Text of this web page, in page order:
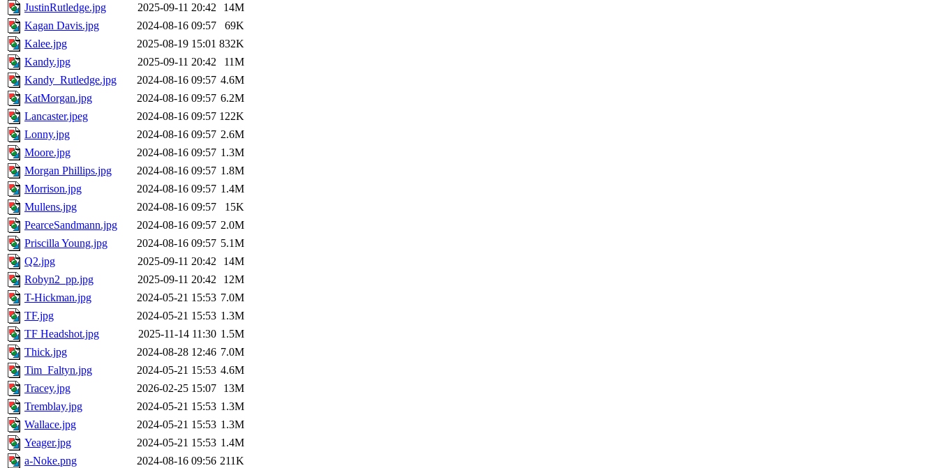
JustinRutledge.jpg
2025-09-11 20:42
14M
Kagan Davis.jpg
2024-08-16 09:57
69K
Kalee.jpg
2025-08-19 15:01 832K
Kandy.jpg
2025-09-11 20:42
11M
Kandy_Rutledge.jpg
2024-08-16 09:57 4.6M
KatMorgan.jpg
2024-08-16 09:57 6.2M
Lancaster.jpeg
2024-08-16 09:57 122K
Lonny.jpg
2024-08-16 09:57 2.6M
Moore.jpg
2024-08-16 09:57 1.3M
Morgan Phillips.jpg
2024-08-16 09:57 1.8M
Morrison.jpg
2024-08-16 09:57 1.4M
Mullens.jpg
2024-08-16 09:57
15K
PearceSandmann.jpg
2024-08-16 09:57 2.0M
Priscilla Young.jpg
2024-08-16 09:57 5.1M
Q2.jpg
2025-09-11 20:42
14M
Robyn2_pp.jpg
2025-09-11 20:42
12M
T-Hickman.jpg
2024-05-21 15:53 7.0M
TF.jpg
2024-05-21 15:53 1.3M
TF Headshot.jpg
2025-11-14 11:30 1.5M
Thick.jpg
2024-08-28 12:46 7.0M
Tim_Faltyn.jpg
2024-05-21 15:53 4.6M
Tracey.jpg
2026-02-25 15:07
13M
Tremblay.jpg
2024-05-21 15:53 1.3M
Wallace.jpg
2024-05-21 15:53 1.3M
Yeager.jpg
2024-05-21 15:53 1.4M
a-Noke.png
2024-08-16 09:56 211K